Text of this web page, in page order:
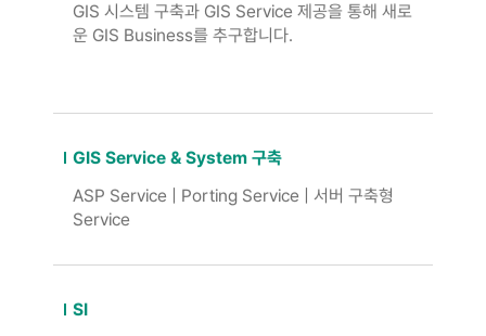
GIS 시스템 구축과 GIS Service 제공을 통해 새로
운 GIS Business를 추구합니다.
GIS Service & System 구축
ASP Service | Porting Service | 서버 구축형
Service
SI